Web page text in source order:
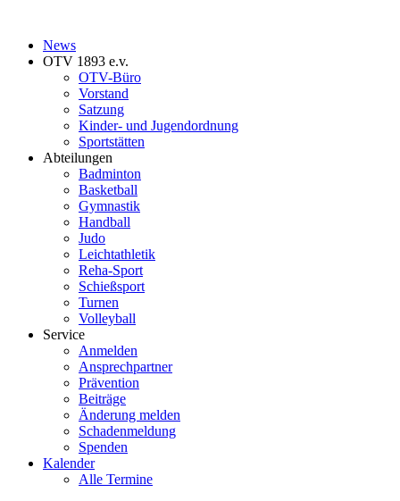
News
OTV 1893 e.v.
OTV-Büro
Vorstand
Satzung
Kinder- und Jugendordnung
Sportstätten
Abteilungen
Badminton
Basketball
Gymnastik
Handball
Judo
Leichtathletik
Reha-Sport
Schießsport
Turnen
Volleyball
Service
Anmelden
Ansprechpartner
Prävention
Beiträge
Änderung melden
Schadenmeldung
Spenden
Kalender
Alle Termine